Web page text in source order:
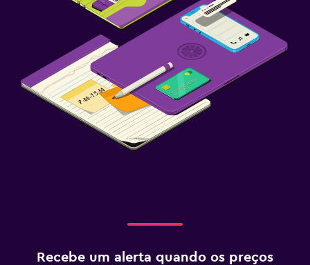
Recebe um alerta quando os preços